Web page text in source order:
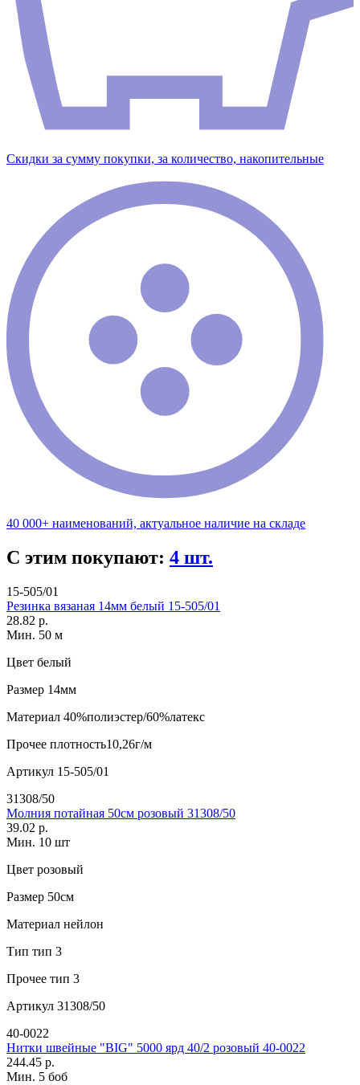
Скидки за сумму покупки, за количество, накопительные
40 000+ наименований, актуальное наличие на складе
С этим покупают: 4 шт.
15-505/01
Резинка вязаная 14мм белый 15-505/01
28.82 р.
Мин. 50 м
Цвет белый
Размер 14мм
Материал 40%полиэстер/60%латекс
Прочее плотность10,26г/м
Артикул 15-505/01
31308/50
Молния потайная 50см розовый 31308/50
39.02 р.
Мин. 10 шт
Цвет розовый
Размер 50см
Материал нейлон
Тип тип 3
Прочее тип 3
Артикул 31308/50
40-0022
Нитки швейные "BIG" 5000 ярд 40/2 розовый 40-0022
244.45 р.
Мин. 5 боб